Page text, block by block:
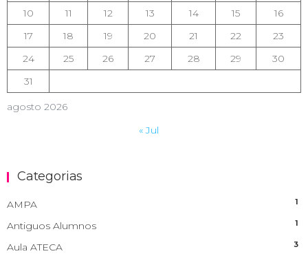
agosto 2026
10 11 12 13 14 15
16
17
18 19 20 21 22
23
24
25 26 27 28 29
30
31
« Jul
Categorias
AMPA 1
Antiguos Alumnos 1
Aula ATECA 3